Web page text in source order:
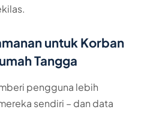
untuk Korban
Tangga
pengguna lebih
sendiri – dan data